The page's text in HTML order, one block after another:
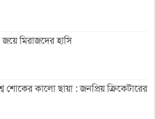
জয়ে মিরাজদের হাসি
শোকের কালো ছায়া : জনপ্রিয় ক্রিকেটারের